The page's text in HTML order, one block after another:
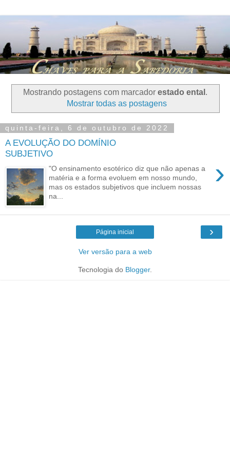
Mostrando postagens com marcador estado ental .
Mostrar todas as postagens
quinta-feira, 6 de outubro de 2022
A EVOLUÇÃO DO DOMÍNIO
SUBJETIVO
›
"O ensinamento esotérico diz que não apenas a
matéria e a forma evoluem em nosso mundo,
mas os estados subjetivos que incluem nossas
na...
›
Página inicial
Ver versão para a web
Tecnologia do Blogger.